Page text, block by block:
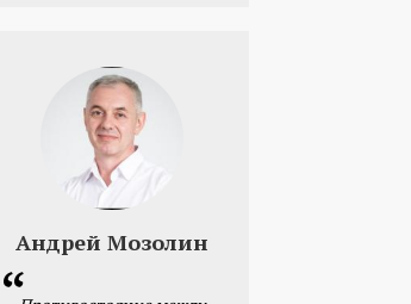
Андрей Мозолин